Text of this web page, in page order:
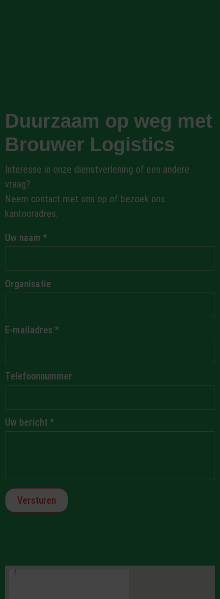
Duurzaam op weg met
Brouwer Logistics
Interesse in onze dienstverlening of een andere
vraag?
Neem contact met ons op of bezoek ons
kantooradres.
Uw naam *
Organisatie
E-mailadres *
Telefoonnummer
Uw bericht *
Versturen